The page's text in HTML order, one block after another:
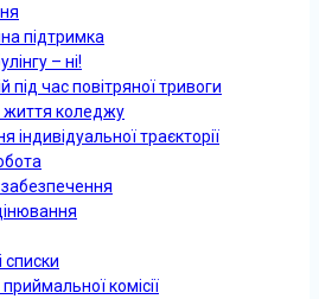
підтримка
– ні!
під час повітряної тривоги
життя коледжу
індивідуальної траєкторії
списки
комісії